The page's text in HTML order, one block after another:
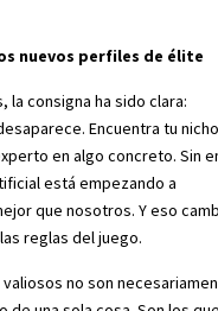
nuevos perfiles de élite
la consigna ha sido clara:
Encuentra tu
en algo concreto. Sin
está empezando a
que nosotros. Y eso
reglas del juego.
no son